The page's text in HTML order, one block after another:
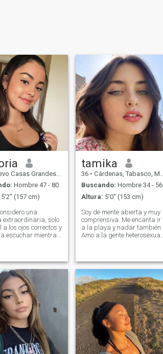
Grandes, Chihuahua, México
Hombre 47 - 80
5'2" (157 cm)
una
extraordinaria, solo
a los ojos correctos y
escuchar mientras
apasionada,
amarme a mí
amar a otra
Me gustan los
me gusta la
Me gusta la
y por
la tranquilidad que
Hago
voy al gimnasio
días y es por mi
me gusta
tamika
36 • Cárdenas, Tabasco, México
Buscando: Hombre 34 - 56
Altura: 5'0" (153 cm)
Soy de mente abierta y muy
comprensiva. Me encanta ir
a la playa y nadar también.
Amo a la gente heterosexual
futuro hermoso juntos.
mucho, solo llegar a
conocerme más bien